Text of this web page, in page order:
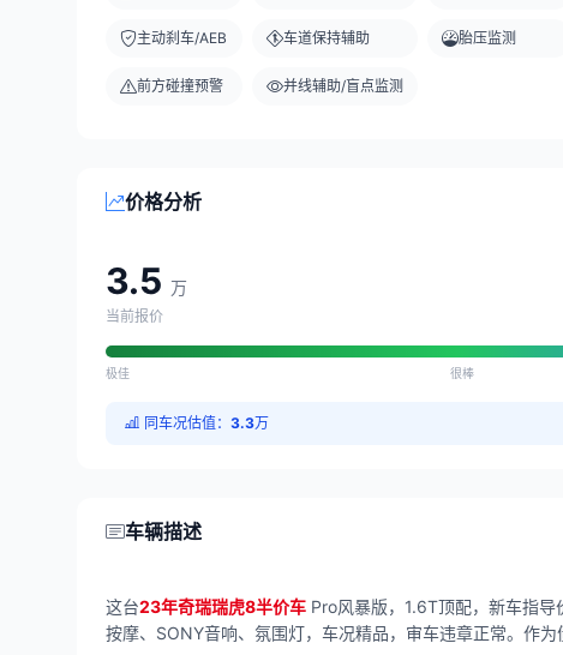
主动刹车/AEB
前方碰撞预警
车道保持辅助
并线辅助/盲点监测
胎压监测
价格分析
3.5 万
当前报价
极佳 很棒
同车况估值： 3.3万
车辆描述
这台23年奇瑞瑞虎8半价车 Pro风暴版，1.6T顶配，新车指
按摩、SONY音响、氛围灯，车况精品，审车违章正常。作